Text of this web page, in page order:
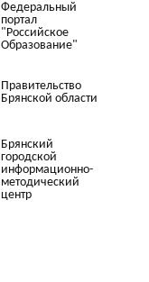
Федеральный
портал
"Российское
Образование"
Правительство
Брянской области
Брянский
городской
информационно-
методический
центр